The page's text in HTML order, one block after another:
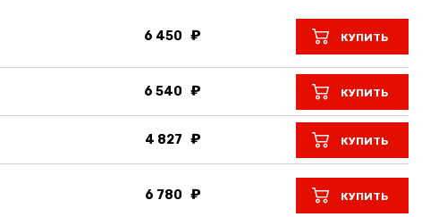
6 450 КУПИТЬ
6 540 КУПИТЬ
4 827 КУПИТЬ
6 780 КУПИТЬ